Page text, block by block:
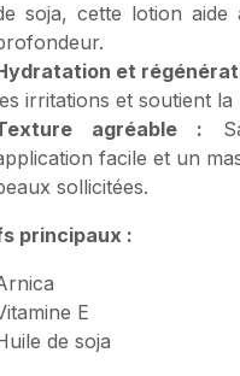
soja, cette lotion
et
irritations et soutient
agréable :
facile et un
sollicitées.
principaux :
E
de soja